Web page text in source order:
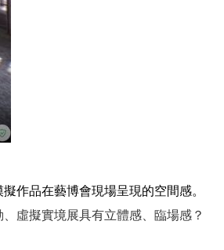
作品在藝博會現場呈現的空間感。
虛擬實境展具有立體感、臨場感？